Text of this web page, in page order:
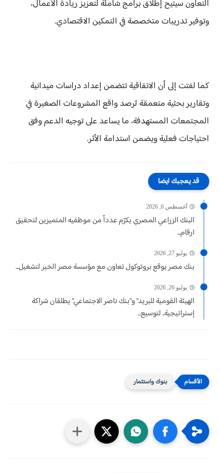
التعاون سيتيح إطلاق برامج شاملة لتعزيز ريادة الأعمال،
وتوفير تدريبات متخصصة في التمكين الاقتصادي.
كما لفتت إلى أن الاتفاقية تتضمن إعداد دراسات ميدانية
وتقارير بحثية متعمقة لرصد واقع المشروعات الصغيرة في
المجتمعات المستهدفة، ما يساعد على توجيه الدعم وفق
احتياجات فعلية ويضمن استدامة الأثر.
قد يعجبك ايضا
أغسطس 6, 2026
البنك الزراعي المصري يكرّم عدداً من موظفيه المتميزين لتحقيق
ارقام...
يوليو 27, 2026
بنك مصر يوقع بروتوكول تعاون مع مؤسسة مصر الخير لتشغيل...
يوليو 26, 2026
الهيئة القومية للبريد" و"بنك ناصر الاجتماعي" يطلقان شراكة
إستراتيجية.. لتوسيع...
بنوك واستثمار